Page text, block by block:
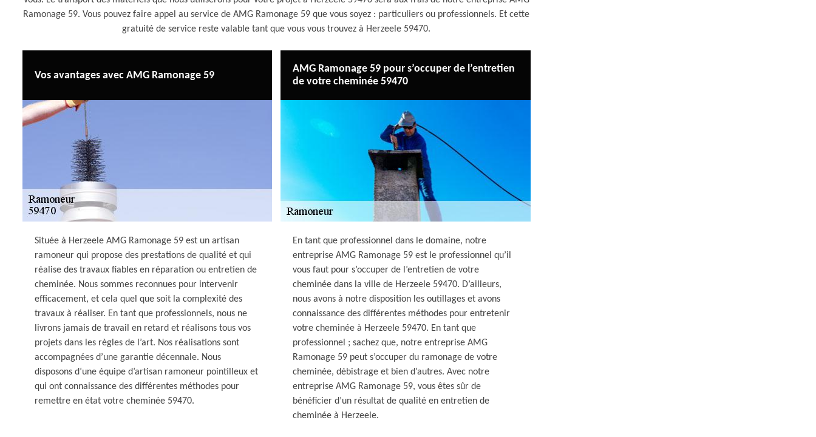
Ramonage 59. Vous pouvez faire appel au service de AMG Ramonage 59 que vous soyez : particuliers ou professionnels. Et cette
gratuité de service reste valable tant que vous vous trouvez à Herzeele 59470.
Vos avantages avec AMG Ramonage 59
Située à Herzeele AMG Ramonage 59 est un artisan
ramoneur qui propose des prestations de qualité et qui
réalise des travaux fiables en réparation ou entretien de
cheminée. Nous sommes reconnues pour intervenir
efficacement, et cela quel que soit la complexité des
travaux à réaliser. En tant que professionnels, nous ne
livrons jamais de travail en retard et réalisons tous vos
projets dans les règles de l’art. Nos réalisations sont
accompagnées d’une garantie décennale. Nous
disposons d’une équipe d’artisan ramoneur pointilleux et
qui ont connaissance des différentes méthodes pour
remettre en état votre cheminée 59470.
AMG Ramonage 59 pour s’occuper de l’entretien
de votre cheminée 59470
En tant que professionnel dans le domaine, notre
entreprise AMG Ramonage 59 est le professionnel qu’il
vous faut pour s’occuper de l’entretien de votre
cheminée dans la ville de Herzeele 59470. D’ailleurs,
nous avons à notre disposition les outillages et avons
connaissance des différentes méthodes pour entretenir
votre cheminée à Herzeele 59470. En tant que
professionnel ; sachez que, notre entreprise AMG
Ramonage 59 peut s’occuper du ramonage de votre
cheminée, débistrage et bien d’autres. Avec notre
entreprise AMG Ramonage 59, vous êtes sûr de
bénéficier d’un résultat de qualité en entretien de
cheminée à Herzeele.